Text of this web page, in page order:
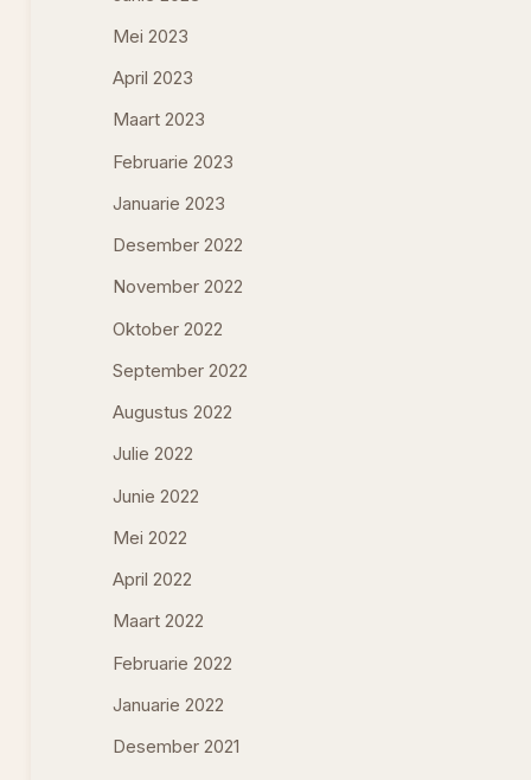
Mei 2023
April 2023
Maart 2023
Februarie 2023
Januarie 2023
Desember 2022
November 2022
Oktober 2022
September 2022
Augustus 2022
Julie 2022
Junie 2022
Mei 2022
April 2022
Maart 2022
Februarie 2022
Januarie 2022
Desember 2021